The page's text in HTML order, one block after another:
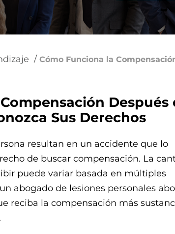
/ Cómo Funciona la
Después
Sus Derechos
resultan en un accidente que lo
de buscar compensación. La
puede variar basada en múltiples
abogado de lesiones personales
reciba la compensación más